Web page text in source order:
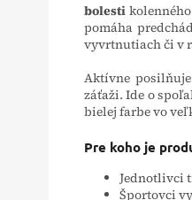
bolesti
pomáha
vyvrtnutiach či v
Aktívne
záťaži. Ide o
bielej farbe vo
Pre koho je
Jednotlivci
Športovci